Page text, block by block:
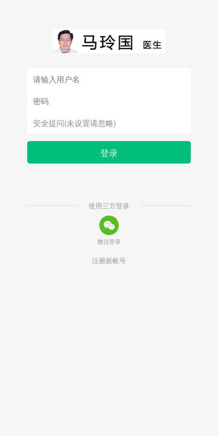
登录
使用三方登录
微信登录
注册新帐号